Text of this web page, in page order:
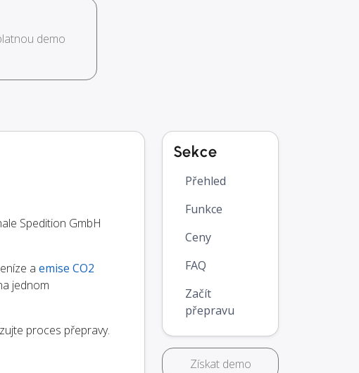
demo
Spedition GmbH
a emise CO2
jednom
proces přepravy.
Sekce
Přehled
Funkce
Ceny
FAQ
Začít
přepravu
Získat demo